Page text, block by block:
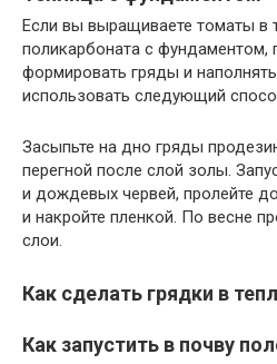
Если вы выращиваете томаты в
поликарбоната с фундаментом,
формировать гряды и
использовать следующий
Засыпьте на дно гряды
перегной после слой золы.
и дождевых червей, пролейте
и накройте пленкой. По весне
слои.
Как сделать грядки в
Как запустить в почву